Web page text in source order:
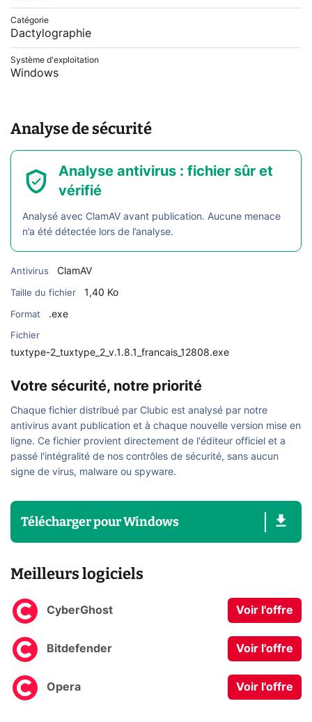
Catégorie
Dactylographie
Système d'exploitation
Windows
Analyse de sécurité
Analyse antivirus : fichier sûr et
vérifié
Analysé avec ClamAV avant publication. Aucune menace
n’a été détectée lors de l’analyse.
Antivirus ClamAV
Taille du fichier 1,40 Ko
Format .exe
Fichier
tuxtype-2_tuxtype_2_v.1.8.1_francais_12808.exe
Votre sécurité, notre priorité
Chaque fichier distribué par Clubic est analysé par notre
antivirus avant publication et à chaque nouvelle version mise en
ligne. Ce fichier provient directement de l'éditeur officiel et a
passé l'intégralité de nos contrôles de sécurité, sans aucun
signe de virus, malware ou spyware.
TéléchargerpourWindows
Meilleurs logiciels
CyberGhost Voir l'offre
Bitdefender Voir l'offre
Opera Voir l'offre